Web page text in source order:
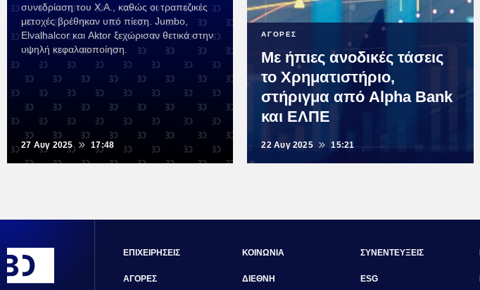
συνεδρίαση του Χ.Α., καθώς οι τραπεζικές
μετοχές βρέθηκαν υπό πίεση. Jumbo,
Elvalhalcor και Aktor ξεχώρισαν θετικά στην
υψηλή κεφαλαιοποίηση.
27 Αυγ 2025 17:48
ΑΓΟΡΕΣ
Με ήπιες ανοδικές τάσεις
το Χρηματιστήριο,
στήριγμα από Alpha Bank
και ΕΛΠΕ
22 Αυγ 2025 15:21
ΕΠΙΧΕΙΡΗΣΕΙΣ
ΑΓΟΡΕΣ
ΚΟΙΝΩΝΙΑ
ΔΙΕΘΝΗ
ΣΥΝΕΝΤΕΥΞΕΙΣ
ESG